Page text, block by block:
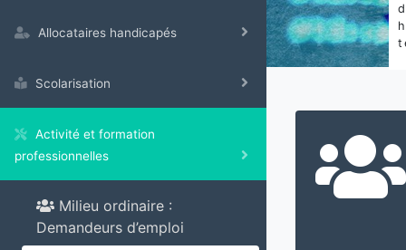
Allocataires handicapés
Scolarisation
Activité et formation
professionnelles
Milieu ordinaire :
Demandeurs d’emploi